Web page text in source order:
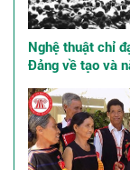
Nghệ thuật chỉ
Đảng về tạo và
mạng Tháng